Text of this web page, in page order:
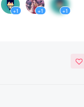
+1 +1 +1